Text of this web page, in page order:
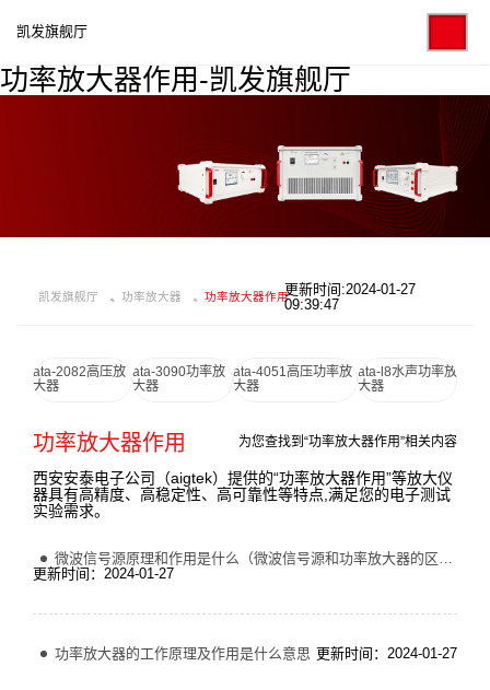
功率放大器作用-凯发旗舰厅
凯发旗舰厅
凯发旗舰厅 功率放大器 功率放大器作用更新时间:2024-01-27
09:39:47
ata-2082高压放
大器
ata-3090功率放
大器
ata-4051高压功率放
大器
ata-l8水声功率放
大器
功率放大器作用 为您查找到“功率放大器作用”相关内容
西安安泰电子公司（aigtek）提供的“功率放大器作用”等放大仪
器具有高精度、高稳定性、高可靠性等特点,满足您的电子测试
实验需求。
微波信号源原理和作用是什么（微波信号源和功率放大器的区别）
更新时间：2024-01-27
功率放大器的工作原理及作用是什么意思 更新时间：2024-01-27